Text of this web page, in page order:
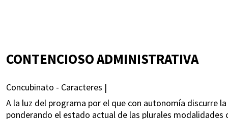
CONTENCIOSO ADMINISTRATIVA
Concubinato - Caracteres |
A la luz del programa por el que con autonomía discurre
ponderando el estado actual de las plurales